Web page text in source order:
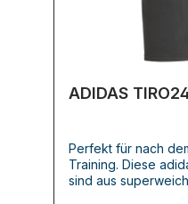
ADIDAS
Perfekt für nach
Training. Diese
sind aus